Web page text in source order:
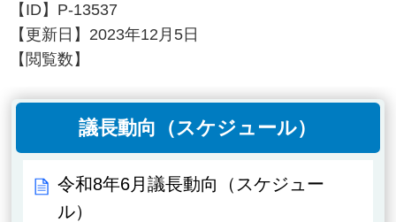
【ID】 P-13537
【更新日】 2023年12月5日
【閲覧数】
議長動向（スケジュール）
令和8年6月議長動向（スケジュー
ル）